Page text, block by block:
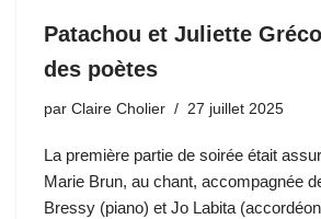
Patachou et Juliette
des poètes
par Claire Cholier 27 juillet 2025
La première partie de soirée était
Marie Brun, au chant, accompagnée
Bressy (piano) et Jo Labita